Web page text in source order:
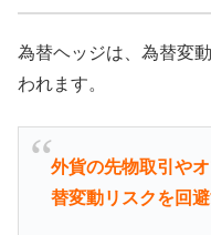
為替ヘッジは、為替変
われます。
外貨の先物取引や
替変動リスクを回